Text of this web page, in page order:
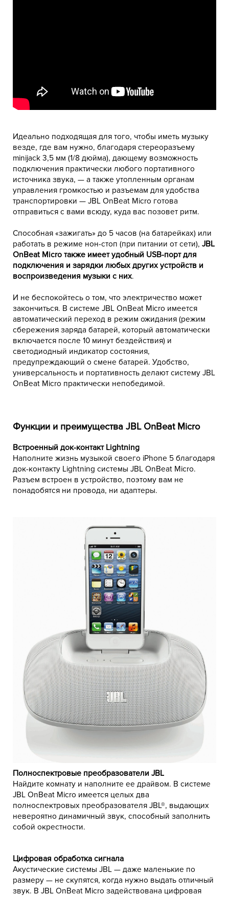
Идеально подходящая для того, чтобы иметь музыку
везде, где вам нужно, благодаря стереоразъему
minijack 3,5 мм (1/8 дюйма), дающему возможность
подключения практически любого портативного
источника звука, — а также утопленным органам
управления громкостью и разъемам для удобства
транспортировки — JBL OnBeat Micro готова
отправиться с вами всюду, куда вас позовет ритм.
Способная «зажигать» до 5 часов (на батарейках) или
работать в режиме нон-стоп (при питании от сети), JBL
OnBeat Micro также имеет удобный USB-порт для
подключения и зарядки любых других устройств и
воспроизведения музыки с них.
И не беспокойтесь о том, что электричество может
закончиться. В системе JBL OnBeat Micro имеется
автоматический переход в режим ожидания (режим
сбережения заряда батарей, который автоматически
включается после 10 минут бездействия) и
светодиодный индикатор состояния,
предупреждающий о смене батарей. Удобство,
универсальность и портативность делают систему JBL
OnBeat Micro практически непобедимой.
Функции и преимущества JBL OnBeat Micro
Встроенный док-контакт Lightning
Наполните жизнь музыкой своего iPhone 5 благодаря
док-контакту Lightning системы JBL OnBeat Micro.
Разъем встроен в устройство, поэтому вам не
понадобятся ни провода, ни адаптеры.
Полноспектровые преобразователи JBL
Найдите комнату и наполните ее драйвом. В системе
JBL OnBeat Micro имеется целых два
полноспектровых преобразователя JBL®, выдающих
невероятно динамичный звук, способный заполнить
собой окрестности.
Цифровая обработка сигнала
Акустические системы JBL — даже маленькие по
размеру — не скупятся, когда нужно выдать отличный
звук. В JBL OnBeat Micro задействована цифровая